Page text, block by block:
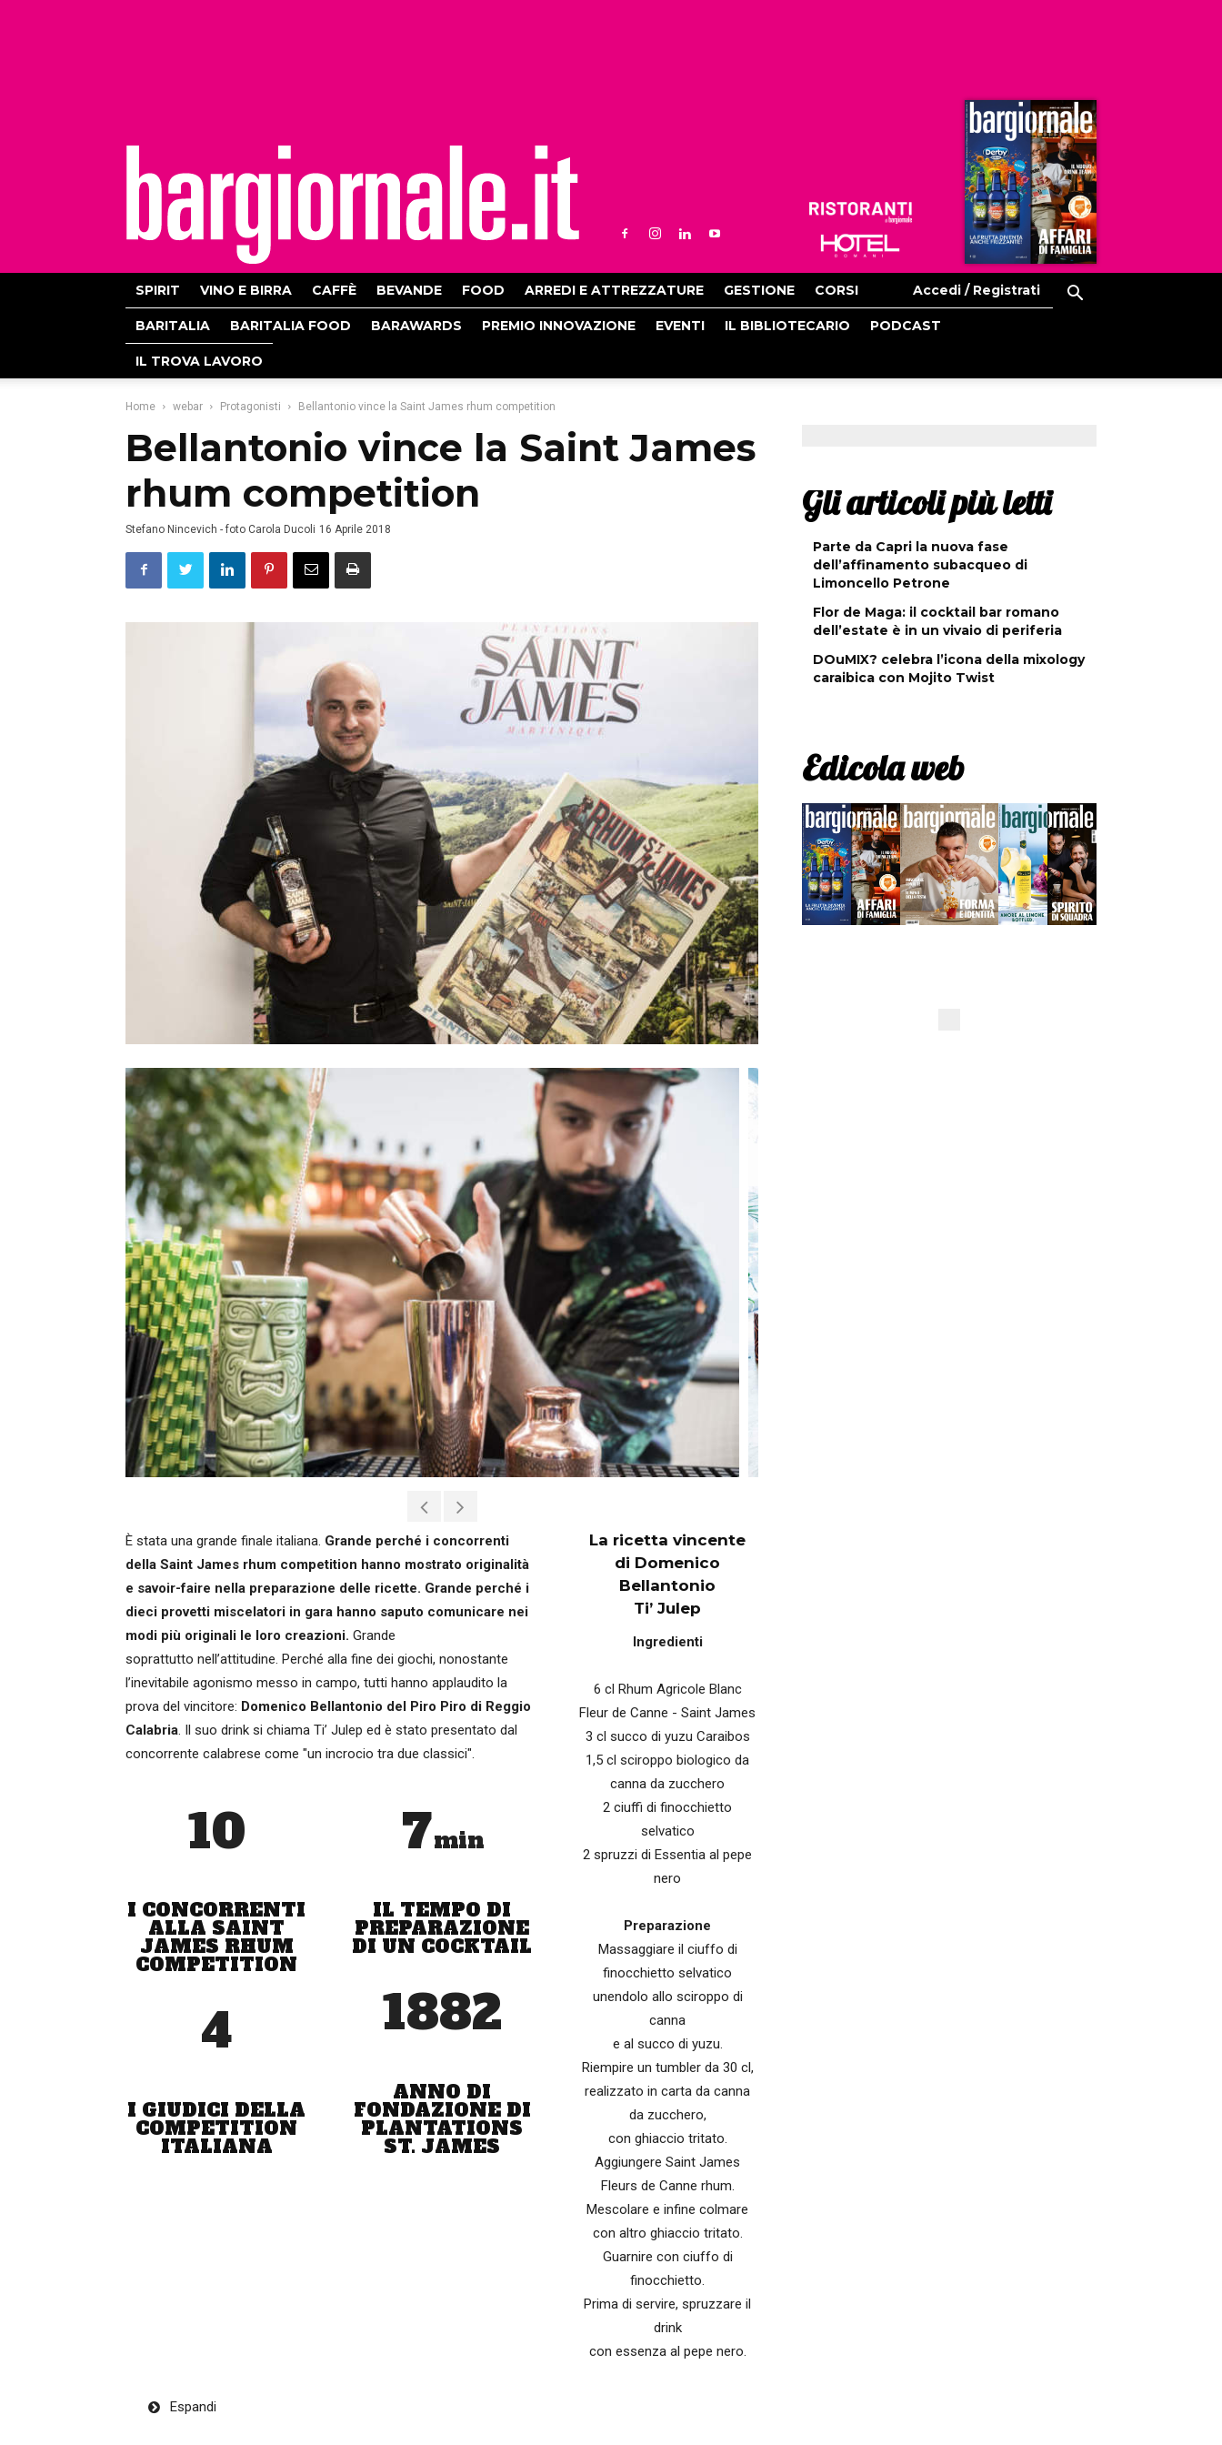
Ristoranti
Hoteldomani
SPIRIT VINO E BIRRA CAFFÈ BEVANDE FOOD ARREDI E ATTREZZATURE GESTIONE CORSI Accedi / Registrati
BARITALIA BARITALIA FOOD BARAWARDS PREMIO INNOVAZIONE EVENTI IL BIBLIOTECARIO PODCAST
IL TROVA LAVORO
Home webar Protagonisti Bellantonio vince la Saint James rhum competition
Bellantonio vince la Saint James
rhum competition
Stefano Nincevich - foto Carola Ducoli 16 Aprile 2018
È stata una grande finale italiana. Grande perché i concorrenti
della Saint James rhum competition hanno mostrato originalità
e savoir-faire nella preparazione delle ricette. Grande perché i
dieci provetti miscelatori in gara hanno saputo comunicare nei
modi più originali le loro creazioni. Grande
soprattutto nell’attitudine. Perché alla fine dei giochi, nonostante
l’inevitabile agonismo messo in campo, tutti hanno applaudito la
prova del vincitore: Domenico Bellantonio del Piro Piro di Reggio
Calabria. Il suo drink si chiama Ti’ Julep ed è stato presentato dal
concorrente calabrese come "un incrocio tra due classici".
10
I CONCORRENTI
ALLA SAINT
JAMES RHUM
COMPETITION
4
I GIUDICI DELLA
COMPETITION
ITALIANA
7min
IL TEMPO DI
PREPARAZIONE
DI UN COCKTAIL
1882
ANNO DI
FONDAZIONE DI
PLANTATIONS
ST. JAMES
La ricetta vincente
di Domenico
Bellantonio
Ti’ Julep
Ingredienti
6 cl Rhum Agricole Blanc
Fleur de Canne - Saint James
3 cl succo di yuzu Caraibos
1,5 cl sciroppo biologico da
canna da zucchero
2 ciuffi di finocchietto
selvatico
2 spruzzi di Essentia al pepe
nero
Preparazione
Massaggiare il ciuffo di
finocchietto selvatico
unendolo allo sciroppo di
canna
e al succo di yuzu.
Riempire un tumbler da 30 cl,
realizzato in carta da canna
da zucchero,
con ghiaccio tritato.
Aggiungere Saint James
Fleurs de Canne rhum.
Mescolare e infine colmare
con altro ghiaccio tritato.
Guarnire con ciuffo di
finocchietto.
Prima di servire, spruzzare il
drink
con essenza al pepe nero.
Espandi
Gli articoli più letti
Parte da Capri la nuova fase
dell’affinamento subacqueo di
Limoncello Petrone
Flor de Maga: il cocktail bar romano
dell’estate è in un vivaio di periferia
DOuMIX? celebra l’icona della mixology
caraibica con Mojito Twist
Edicola web